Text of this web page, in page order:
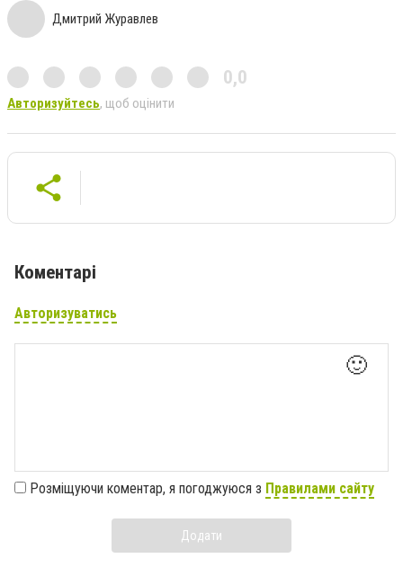
Дмитрий Журавлев
0,0
Авторизуйтесь, щоб оцінити
Коментарі
Авторизуватись
🙂
Розміщуючи коментар, я погоджуюся з Правилами сайту
Додати